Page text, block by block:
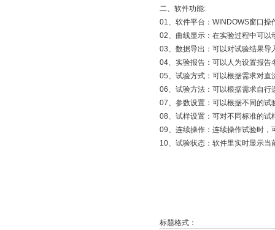
二、软件功能:
01、软件平台：WINDOWS窗口操
02、曲线显示：在实验过程中可以
03、数据导出：可以对试验结果导
04、实验报告：可以人为设置报告
05、试验方式：可以根据需求对直
06、试验方法：可以根据需求自
07、参数设置：可以根据不同的试
08、试样设置：可对不同标准的试
09、连续操作：连续操作试验时，
10、试验状态：软件里实时显示
标题格式：